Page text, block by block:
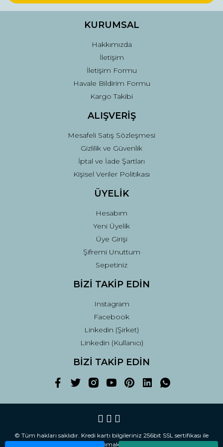
Ürün fiyatı diğer sitelerden daha pahalı.
Gönder
KURUMSAL
Hakkımızda
İletişim
İletişim Formu
Havale Bildirim Formu
Kargo Takibi
ALIŞVERİŞ
Mesafeli Satış Sözleşmesi
Gizlilik ve Güvenlik
İptal ve İade Şartları
Kişisel Veriler Politikası
ÜYELİK
Hesabım
Yeni Üyelik
Üye Girişi
Şifremi Unuttum
Sepetiniz
BİZİ TAKİP EDİN
Instagram
Facebook
Linkedin (Şirket)
Linkedin (Kullanıcı)
BİZİ TAKİP EDİN
© Tüm hakları saklıdır. Kredi kartı bilgileriniz 256bit SSL sertifikası ile
korunmaktadır.